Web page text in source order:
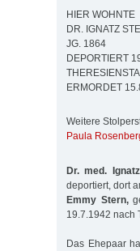
HIER WOHNTE
DR. IGNATZ
JG. 1864
DEPORTIERT
ERMORDET
Weitere
Paula
Dr. med.
deportiert, dort
Emmy Stern,
19.7.1942 nach
Das Ehepaar